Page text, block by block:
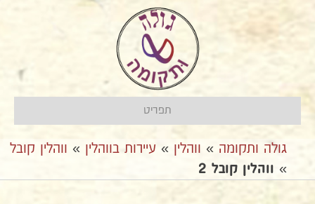
תפריט
גולה ותקומה » ווהלין » עיירות בווהלין » ווהלין קובל
» ווהלין קובל 2